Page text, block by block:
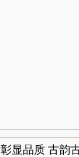
彰显品质 古韵